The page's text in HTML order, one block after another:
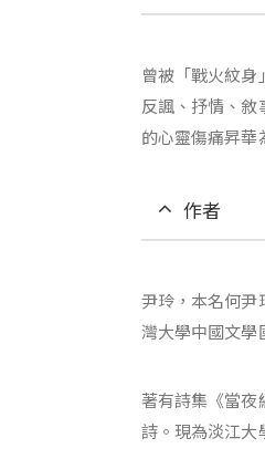
曾被「戰火紋
反諷、抒情、
的心靈傷痛昇華
作者
尹玲，本名何尹
灣大學中國文學
著有詩集《當
詩。現為淡江大